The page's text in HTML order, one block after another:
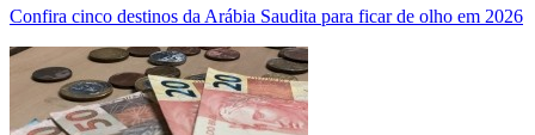
Confira cinco destinos da Arábia Saudita para ficar de olho em 2026